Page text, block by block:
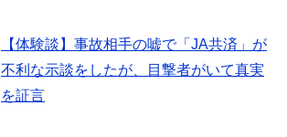
【体験談】事故相手の嘘で「JA共済」が
不利な示談をしたが、目撃者がいて真実
を証言